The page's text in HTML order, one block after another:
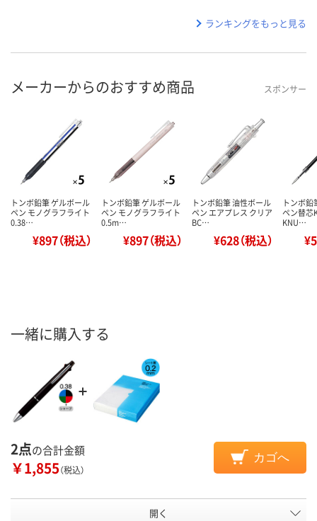
ランキングをもっと見る
メーカーからのおすすめ商品 スポンサー
トンボ鉛筆 ゲルボール
ペン モノグラフライト
0.38…
¥897（税込）
トンボ鉛筆 ゲルボール
ペン モノグラフライト
0.5m…
¥897（税込）
トンボ鉛筆 油性ボール
ペン エアプレス クリア
BC…
¥628（税込）
トンボ鉛
ペン替芯
KNU…
一緒に購入する
2点の合計金額
￥1,855（税込）
カゴへ
開く